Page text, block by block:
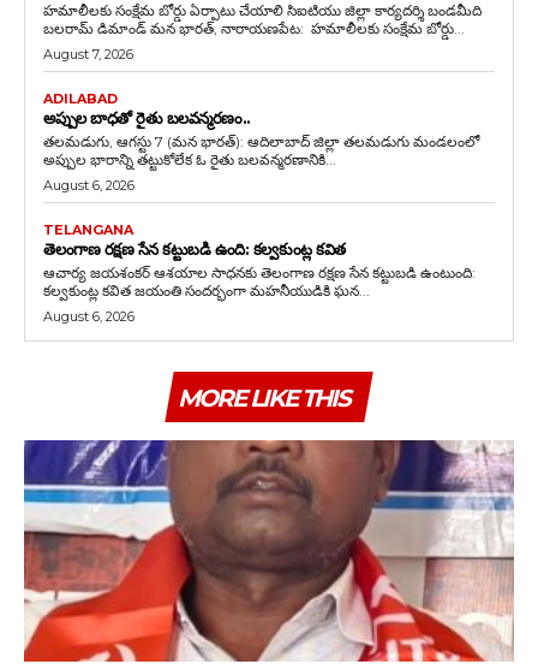
హమాలీలకు సంక్షేమ బోర్డు ఏర్పాటు చేయాలి సిఐటియు జిల్లా కార్యదర్శి బండమీది
బలరామ్ డిమాండ్ మన భారత్, నారాయణపేట: హమాలీలకు సంక్షేమ బోర్డు...
August 7, 2026
ADILABAD
అప్పుల బాధతో రైతు బలవన్మరణం..
తలమడుగు, ఆగస్టు 7 (మన భారత్): ఆదిలాబాద్ జిల్లా తలమడుగు మండలంలో
అప్పుల భారాన్ని తట్టుకోలేక ఓ రైతు బలవన్మరణానికి...
August 6, 2026
TELANGANA
తెలంగాణ రక్షణ సేన కట్టుబడి ఉంది: కల్వకుంట్ల కవిత
ఆచార్య జయశంకర్ ఆశయాల సాధనకు తెలంగాణ రక్షణ సేన కట్టుబడి ఉంటుంది:
కల్వకుంట్ల కవిత జయంతి సందర్భంగా మహనీయుడికి ఘన...
August 6, 2026
MORE LIKE THIS